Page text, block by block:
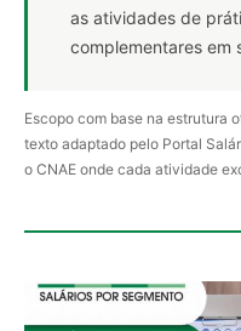
as atividades de
complementares em
Escopo com base na estrutura
texto adaptado pelo Portal
o CNAE onde cada atividade